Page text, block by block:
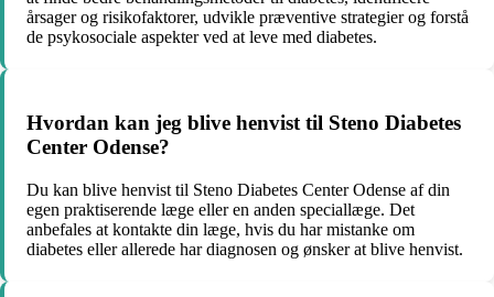
årsager og risikofaktorer, udvikle præventive strategier og forstå
de psykosociale aspekter ved at leve med diabetes.
Hvordan kan jeg blive henvist til Steno Diabetes
Center Odense?
Du kan blive henvist til Steno Diabetes Center Odense af din
egen praktiserende læge eller en anden speciallæge. Det
anbefales at kontakte din læge, hvis du har mistanke om
diabetes eller allerede har diagnosen og ønsker at blive henvist.